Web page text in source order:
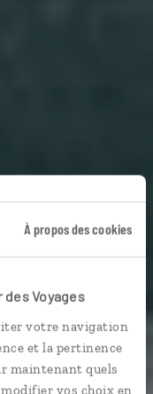
À propos des cookies
Voyages
votre navigation
et la pertinence
maintenant quels
vos choix en
Pologne et